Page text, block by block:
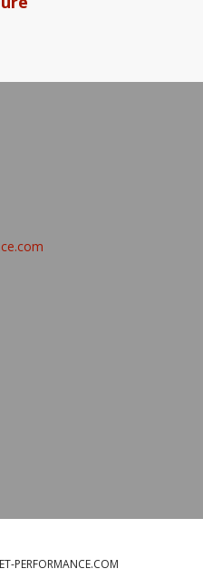
PERFORMANCE.COM